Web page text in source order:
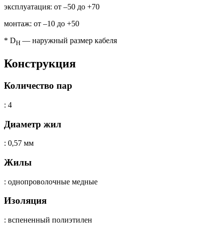
эксплуатация: от –50 до +70
монтаж: от –10 до +50
* DH — наружный размер кабеля
Конструкция
Количество пар
: 4
Диаметр жил
: 0,57 мм
Жилы
: однопроволочные медные
Изоляция
: вспененный полиэтилен